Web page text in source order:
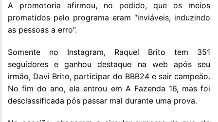
A promotoria afirmou, no pedido, que os meios
prometidos pelo programa eram “inviáveis, induzindo
as pessoas a erro”.
Somente no Instagram, Raquel Brito tem 351
seguidores e ganhou destaque na web após seu
irmão, Davi Brito, participar do BBB24 e sair campeão.
No fim do ano, ela entrou em A Fazenda 16, mas foi
desclassificada pós passar mal durante uma prova.